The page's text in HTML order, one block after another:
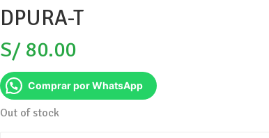
DPURA-T
S/ 80.00
Comprar por WhatsApp
Out of stock